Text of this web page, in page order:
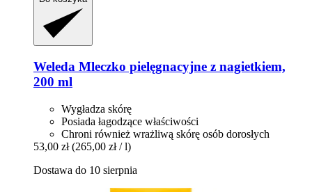
Weleda Mleczko pielęgnacyjne z nagietkiem,
200 ml
Wygładza skórę
Posiada łagodzące właściwości
Chroni również wrażliwą skórę osób dorosłych
53,00 zł (265,00 zł / l)
Dostawa do 10 sierpnia